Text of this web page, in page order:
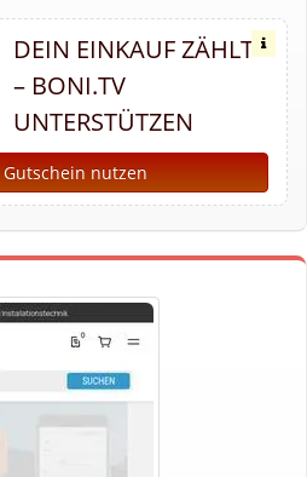
DEIN EINKAUF ZÄHLT
– BONI.TV
UNTERSTÜTZEN
Gutschein nutzen